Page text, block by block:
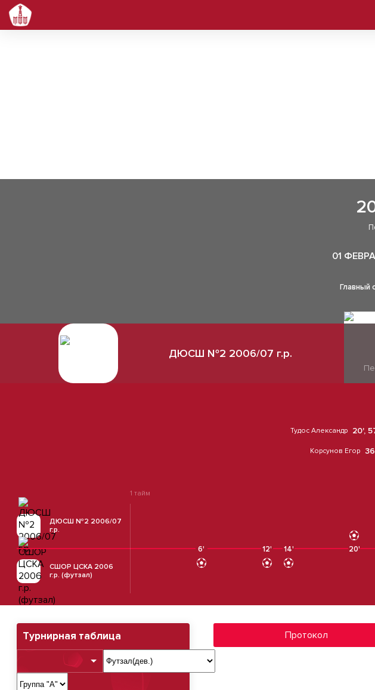
01
Главный
ДЮСШ №2 2006/07 г.р.
Тудос Александр 20',
Корсунов Егор
ДЮСШ №2 2006/07
г.р.
1 тайм
6' 12' 14' 20'
СШОР ЦСКА 2006
г.р. (футзал)
Турнирная таблица Протокол